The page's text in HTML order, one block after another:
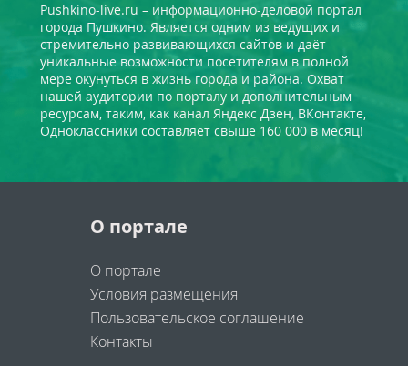
Pushkino-live.ru – информационно-деловой портал
города Пушкино. Является одним из ведущих и
стремительно развивающихся сайтов и даёт
уникальные возможности посетителям в полной
мере окунуться в жизнь города и района. Охват
нашей аудитории по порталу и дополнительным
ресурсам, таким, как канал Яндекс Дзен, ВКонтакте,
Одноклассники составляет свыше 160 000 в месяц!
О портале
О портале
Условия размещения
Пользовательское соглашение
Контакты